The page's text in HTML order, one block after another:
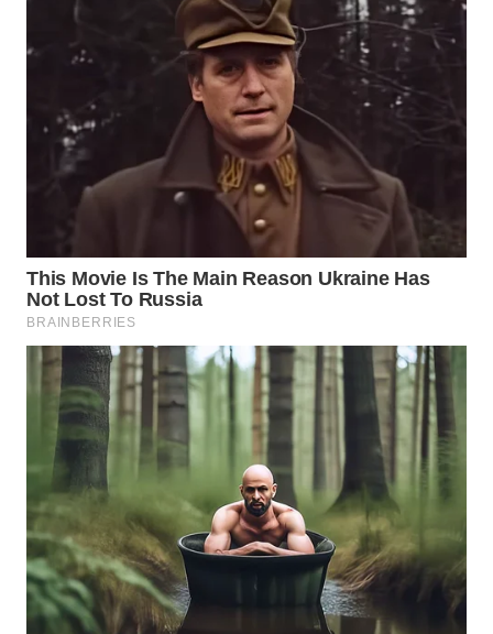
NIAS
WN
LANGKAT
WN
WN
TANJUNG
LESUNG
WN
KARO
WN
SIMALUNGUN
WN
LABUHANBATU